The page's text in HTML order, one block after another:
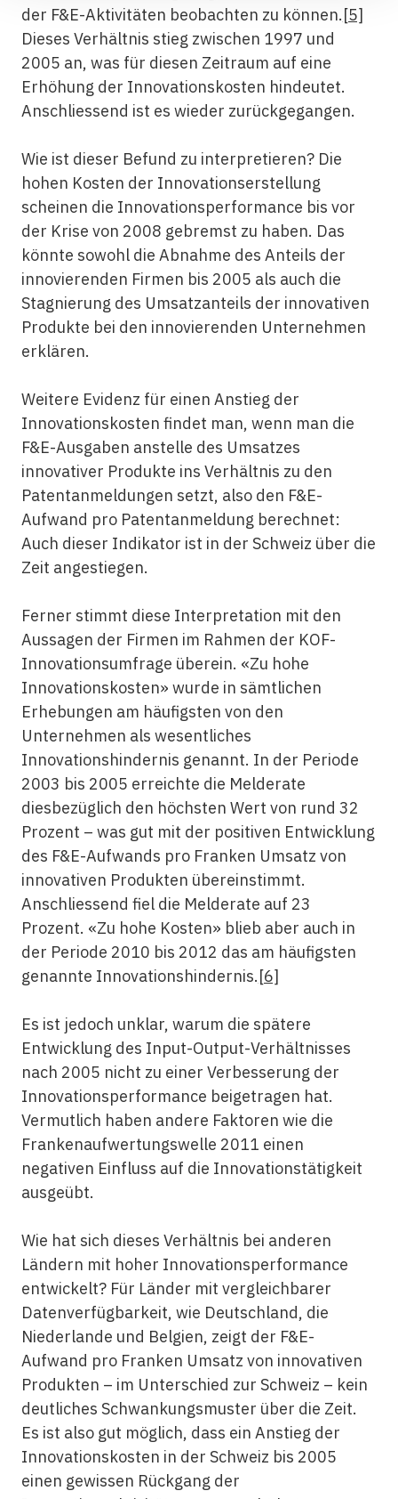
der F&E-Aktivitäten beobachten zu können.[5]
Dieses Verhältnis stieg zwischen 1997 und
2005 an, was für diesen Zeitraum auf eine
Erhöhung der Innovationskosten hindeutet.
Anschliessend ist es wieder zurückgegangen.
Wie ist dieser Befund zu interpretieren? Die
hohen Kosten der Innovationserstellung
scheinen die Innovationsperformance bis vor
der Krise von 2008 gebremst zu haben. Das
könnte sowohl die Abnahme des Anteils der
innovierenden Firmen bis 2005 als auch die
Stagnierung des Umsatzanteils der innovativen
Produkte bei den innovierenden Unternehmen
erklären.
Weitere Evidenz für einen Anstieg der
Innovationskosten findet man, wenn man die
F&E-Ausgaben anstelle des Umsatzes
innovativer Produkte ins Verhältnis zu den
Patentanmeldungen setzt, also den F&E-
Aufwand pro Patentanmeldung berechnet:
Auch dieser Indikator ist in der Schweiz über die
Zeit angestiegen.
Ferner stimmt diese Interpretation mit den
Aussagen der Firmen im Rahmen der KOF-
Innovationsumfrage überein. «Zu hohe
Innovationskosten» wurde in sämtlichen
Erhebungen am häufigsten von den
Unternehmen als wesentliches
Innovationshindernis genannt. In der Periode
2003 bis 2005 erreichte die Melderate
diesbezüglich den höchsten Wert von rund 32
Prozent – was gut mit der positiven Entwicklung
des F&E-Aufwands pro Franken Umsatz von
innovativen Produkten übereinstimmt.
Anschliessend fiel die Melderate auf 23
Prozent. «Zu hohe Kosten» blieb aber auch in
der Periode 2010 bis 2012 das am häufigsten
genannte Innovationshindernis.[6]
Es ist jedoch unklar, warum die spätere
Entwicklung des Input-Output-Verhältnisses
nach 2005 nicht zu einer Verbesserung der
Innovationsperformance beigetragen hat.
Vermutlich haben andere Faktoren wie die
Frankenaufwertungswelle 2011 einen
negativen Einfluss auf die Innovationstätigkeit
ausgeübt.
Wie hat sich dieses Verhältnis bei anderen
Ländern mit hoher Innovationsperformance
entwickelt? Für Länder mit vergleichbarer
Datenverfügbarkeit, wie Deutschland, die
Niederlande und Belgien, zeigt der F&E-
Aufwand pro Franken Umsatz von innovativen
Produkten – im Unterschied zur Schweiz – kein
deutliches Schwankungsmuster über die Zeit.
Es ist also gut möglich, dass ein Anstieg der
Innovationskosten in der Schweiz bis 2005
einen gewissen Rückgang der